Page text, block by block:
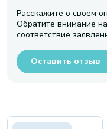
Расскажите о своем
Обратите внимание
соответствие
Оставить отзыв